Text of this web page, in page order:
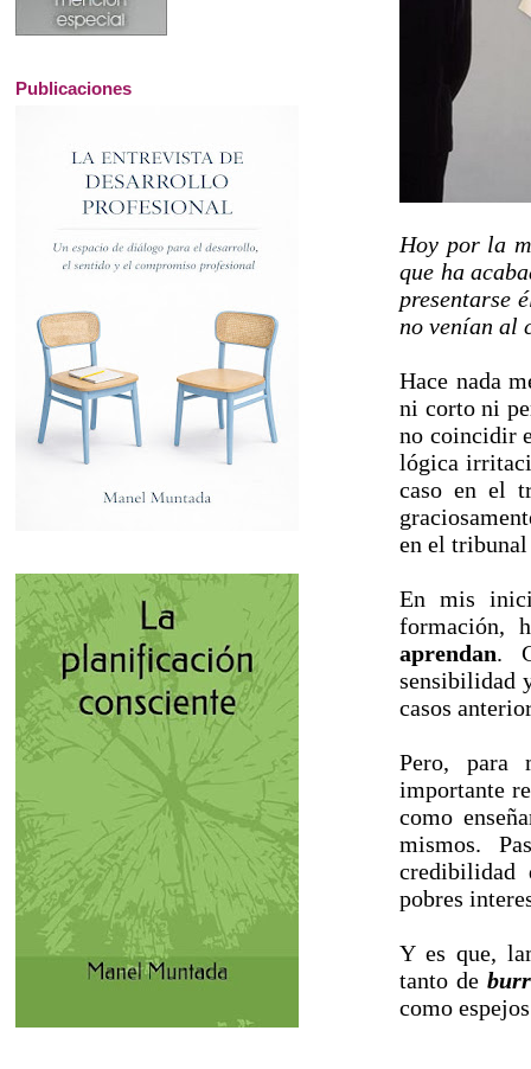
Hoy por la
que ha
presentarse
no venían al
Hace nada
ni corto ni
no coincidir
lógica
caso en el
en el
En mis
formación,
aprendan.
sensibilidad
casos
Pero, para
importante
como
mismos.
credibilidad
pobres
Y es que,
tanto de
como
Publicaciones